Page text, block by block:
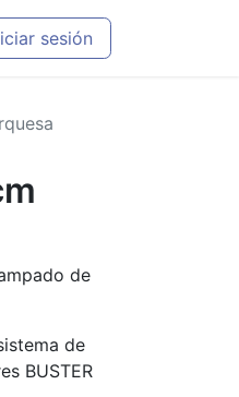
sesión
de
de
BUSTER